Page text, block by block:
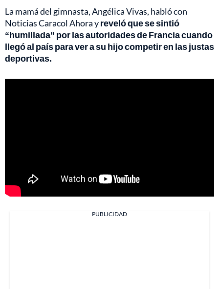
La mamá del gimnasta, Angélica Vivas, habló con
Noticias Caracol Ahora yreveló que se sintió
“humillada” por las autoridades de Francia cuando
llegó al país para ver a su hijo competir en las justas
deportivas.
PUBLICIDAD